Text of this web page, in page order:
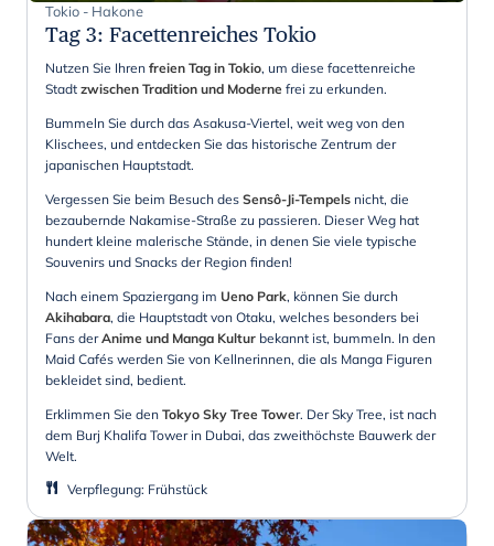
Tokio - Hakone
Tag 3: Facettenreiches Tokio
Nutzen Sie Ihren freien Tag in Tokio, um diese facettenreiche
Stadt zwischen Tradition und Moderne frei zu erkunden.
Bummeln Sie durch das Asakusa-Viertel, weit weg von den
Klischees, und entdecken Sie das historische Zentrum der
japanischen Hauptstadt.
Vergessen Sie beim Besuch des Sensô-Ji-Tempels nicht, die
bezaubernde Nakamise-Straße zu passieren. Dieser Weg hat
hundert kleine malerische Stände, in denen Sie viele typische
Souvenirs und Snacks der Region finden!
Nach einem Spaziergang im Ueno Park, können Sie durch
Akihabara, die Hauptstadt von Otaku, welches besonders bei
Fans derAnime und Manga Kultur bekannt ist, bummeln. In den
Maid Cafés werden Sie von Kellnerinnen, die als Manga Figuren
bekleidet sind, bedient.
Erklimmen Sie den Tokyo Sky Tree Tower. Der Sky Tree, ist nach
dem Burj Khalifa Tower in Dubai, das zweithöchste Bauwerk der
Welt.
Verpflegung: Frühstück